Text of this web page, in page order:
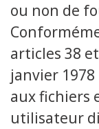
ou non de
articles 38
janvier
aux fichiers
utilisateur